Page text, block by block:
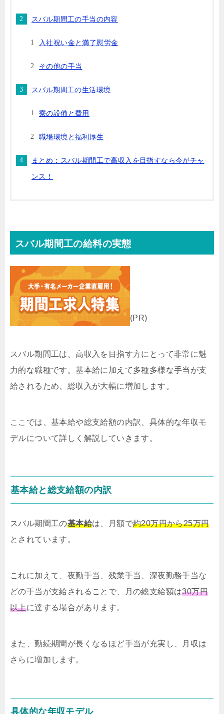
スバル期間工の手当の内容
入社祝い金と満了慰労金
その他の手当
スバル期間工の生活環境
寮の設備と費用
職場環境と福利厚生
まとめ：スバル期間工で高収入を目指すなら今がチャ
ンス！
スバル期間工の給料の実態
(PR)
スバル期間工は、高収入を目指す方にとって非常に魅
力的な職種です。基本給に加えて多種多様な手当が支
給されるため、総収入が大幅に増加します。
ここでは、基本給や総支給額の内訳、具体的な年収モ
デルについて詳しく解説していきます。
基本給と総支給額の内訳
スバル期間工の基本給は、月額で約20万円から25万円
とされています。
これに加えて、夜勤手当、残業手当、深夜勤務手当な
どの手当が支給されることで、月の総支給額は30万円
以上に達する場合があります。
また、勤続期間が長くなるほど手当が充実し、月収は
さらに増加します。
具体的な年収モデル